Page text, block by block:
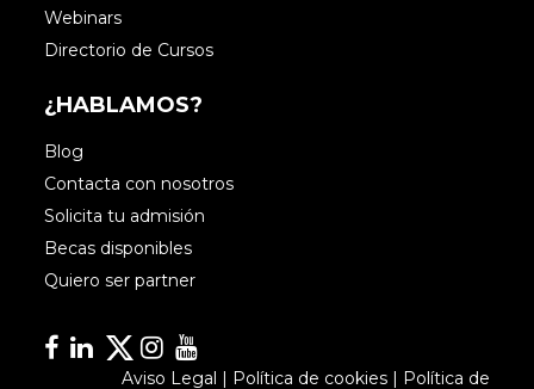
Webinars
Directorio de Cursos
¿HABLAMOS?
Blog
Contacta con nosotros
Solicita tu admisión
Becas disponibles
Quiero ser partner
Facebook
Linkedin
Linkedin
Instagram
Aviso Legal | Política de cookies| Política de